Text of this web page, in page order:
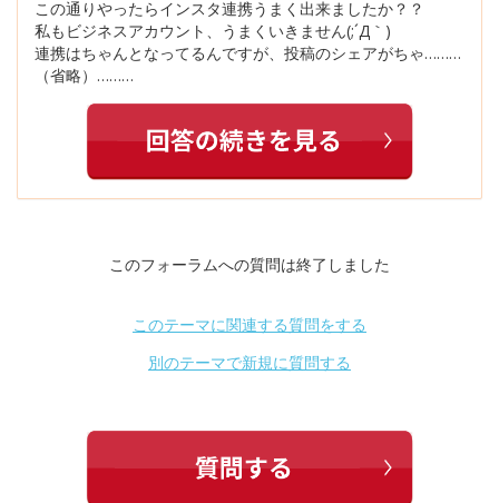
この通りやったらインスタ連携うまく出来ましたか？？
私もビジネスアカウント、うまくいきません(;´Д｀)
連携はちゃんとなってるんですが、投稿のシェアがちゃ………
（省略）………
このフォーラムへの質問は終了しました
このテーマに関連する質問をする
別のテーマで新規に質問する